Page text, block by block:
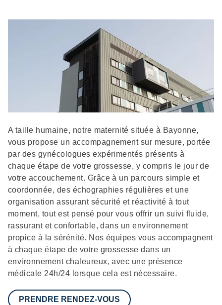
Description
A taille humaine, notre maternité située à Bayonne,
vous propose un accompagnement sur mesure, portée
par des gynécologues expérimentés présents à
chaque étape de votre grossesse, y compris le jour de
votre accouchement. Grâce à un parcours simple et
coordonnée, des échographies régulières et une
organisation assurant sécurité et réactivité à tout
moment, tout est pensé pour vous offrir un suivi fluide,
rassurant et confortable, dans un environnement
propice à la sérénité. Nos équipes vous accompagnent
à chaque étape de votre grossesse dans un
environnement chaleureux, avec une présence
médicale 24h/24 lorsque cela est nécessaire.
PRENDRE RENDEZ-VOUS